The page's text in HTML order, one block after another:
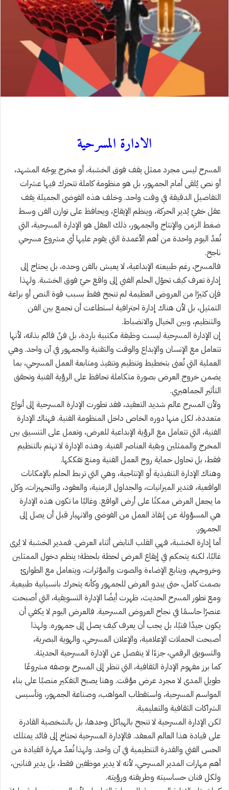
الادارة المسرحية
المسرح ليس مجرد ممثل يقف فوق الخشبة، أو مخرج يوجّه المشهد،
أو نص يُلقى أمام الجمهور، بل هو منظومة كاملة تتحرك فيها عشرات
التفاصيل الدقيقة في وقت واحد. وخلف هذه الفوضى الجميلة يقف
عقل خفيّ يُدير الحركة، وينظم الإيقاع، ويحافظ على توازن الفن وسط
ضغط الزمن والإنتاج والجمهور، ذلك العقل هو الإدارة المسرحية، التي
تُعدّ اليوم واحدة من أهم الأعمدة التي يقوم عليها أي مشروع مسرحي
ناجح.
فالمسرح، رغم طبيعته الإبداعية، لا يعيش بالفن وحده، بل يحتاج إلى
إدارة تعرف كيف تحوّل الحلم الفني إلى واقع حيّ فوق الخشبة. ولهذا
فإن كثيرًا من العروض العظيمة لم تنجح فقط بسبب قوة النص أو براعة
التمثيل، بل لأن هناك إدارة احترافية استطاعت أن تجمع بين الفن
والتنظيم، وبين الخيال والانضباط.
إن الإدارة المسرحية ليست وظيفة مكتبية باردة، بل فنّ قائم بذاته، لأنها
تتعامل مع الإنسان والإبداع والوقت والتقنية والجمهور في آن واحد. وهي
العملية التي تُعنى بتخطيط وتنظيم وتنفيذ ومتابعة العمل المسرحي، بما
يضمن خروج العرض بصورة متكاملة تحافظ على الرؤية الفنية وتحقق
التأثير الجماهيري.
ولأن المسرح عالم شديد التعقيد، فقد تطورت الإدارة المسرحية إلى أنواع
متعددة، لكل منها دوره الخاص داخل المنظومة الفنية. فهناك الإدارة
الفنية، التي تتعامل مع الرؤية الإبداعية للعرض، وتعمل على التنسيق بين
المخرج والممثلين وبقية العناصر الفنية. وهذه الإدارة لا تهتم بالتنظيم
فقط، بل تحاول حماية روح العمل الفنية ومنع تفككها.
وهناك الإدارة التنفيذية أو الإنتاجية، وهي التي تربط الحلم بالإمكانات
الواقعية، فتدير الميزانيات، والجداول الزمنية، والعقود، والتجهيزات، وكل
ما يجعل العرض ممكنًا على أرض الواقع. وغالبًا ما تكون هذه الإدارة
هي المسؤولة عن إنقاذ العمل من الفوضى والانهيار قبل أن يصل إلى
الجمهور.
أما إدارة الخشبة، فهي القلب النابض أثناء العرض. فمدير الخشبة لا يُرى
غالبًا، لكنه يتحكم في إيقاع العرض لحظة بلحظة؛ ينظم دخول الممثلين
وخروجهم، ويتابع الإضاءة والصوت والمؤثرات، ويتعامل مع الطوارئ
بصمت كامل، حتى يبدو العرض للجمهور وكأنه يتحرك بانسيابية طبيعية.
ومع تطور المسرح الحديث، ظهرت أيضًا الإدارة التسويقية، التي أصبحت
عنصرًا حاسمًا في نجاح العروض المسرحية. فالعرض اليوم لا يكفي أن
يكون جيدًا فنيًا، بل يجب أن يعرف كيف يصل إلى جمهوره. ولهذا
أصبحت الحملات الإعلامية، والإعلان المسرحي، والهوية البصرية،
والتسويق الرقمي، جزءًا لا ينفصل عن الإدارة المسرحية الحديثة.
كما برز مفهوم الإدارة الثقافية، التي تنظر إلى المسرح بوصفه مشروعًا
طويل المدى لا مجرد عرض مؤقت. وهنا يصبح التفكير منصبًا على بناء
المواسم المسرحية، واستقطاب المواهب، وصناعة الجمهور، وتأسيس
الشراكات الثقافية والتعليمية.
لكن الإدارة المسرحية لا تنجح بالهياكل وحدها، بل بالشخصية القادرة
على قيادة هذا العالم المعقد. فالإدارة المسرحية تحتاج إلى قائد يمتلك
الحس الفني والقدرة التنظيمية في آن واحد. ولهذا تُعدّ مهارة القيادة من
أهم مهارات المدير المسرحي، لأنه لا يدير موظفين فقط، بل يدير فنانين،
ولكل فنان حساسيته وطريقته ورؤيته.